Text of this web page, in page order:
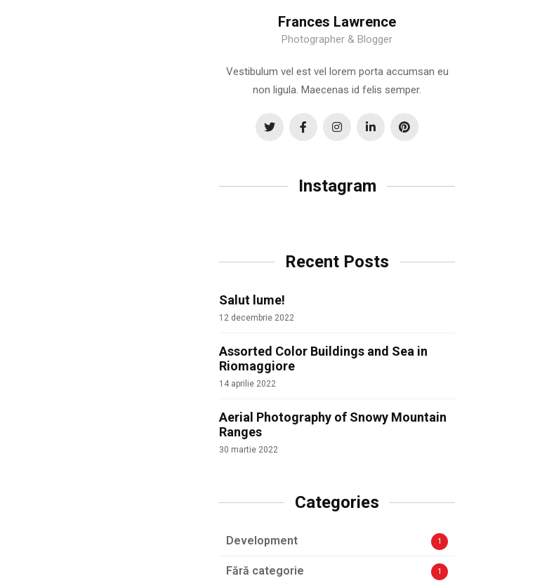
Frances Lawrence
Photographer & Blogger
Vestibulum vel est vel lorem porta accumsan eu
non ligula. Maecenas id felis semper.
Instagram
Recent Posts
Salut lume!
12 decembrie 2022
Assorted Color Buildings and Sea in
Riomaggiore
14 aprilie 2022
Aerial Photography of Snowy Mountain
Ranges
30 martie 2022
Categories
Development 1
Fără categorie 1